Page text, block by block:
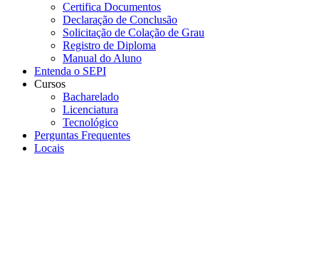
Certifica Documentos
Declaração de Conclusão
Solicitação de Colação de Grau
Registro de Diploma
Manual do Aluno
Entenda o SEPI
Cursos
Bacharelado
Licenciatura
Tecnológico
Perguntas Frequentes
Locais